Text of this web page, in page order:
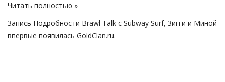
Читать полностью »
Запись Подробности Brawl Talk с Subway Surf, Зигги и Миной
впервые появилась GoldClan.ru.